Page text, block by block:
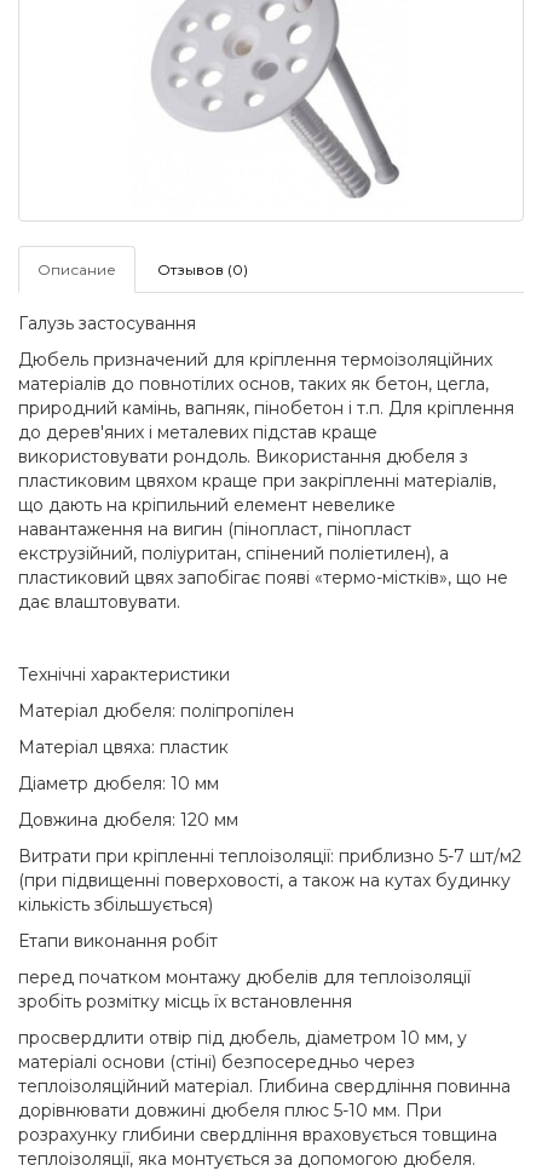
Описание Отзывов (0)
Галузь застосування
Дюбель призначений для кріплення термоізоляційних
матеріалів до повнотілих основ, таких як бетон, цегла,
природний камінь, вапняк, пінобетон і т.п. Для кріплення
до дерев'яних і металевих підстав краще
використовувати рондоль. Використання дюбеля з
пластиковим цвяхом краще при закріпленні матеріалів,
що дають на кріпильний елемент невелике
навантаження на вигин (пінопласт, пінопласт
екструзійний, поліуритан, спінений поліетилен), а
пластиковий цвях запобігає появі «термо-містків», що не
дає влаштовувати.
Технічні характеристики
Матеріал дюбеля: поліпропілен
Матеріал цвяха: пластик
Діаметр дюбеля: 10 мм
Довжина дюбеля: 120 мм
Витрати при кріпленні теплоізоляції: приблизно 5-7 шт/м2
(при підвищенні поверховості, а також на кутах будинку
кількість збільшується)
Етапи виконання робіт
перед початком монтажу дюбелів для теплоізоляції
зробіть розмітку місць їх встановлення
просвердлити отвір під дюбель, діаметром 10 мм, у
матеріалі основи (стіні) безпосередньо через
теплоізоляційний матеріал. Глибина свердління повинна
дорівнювати довжині дюбеля плюс 5-10 мм. При
розрахунку глибини свердління враховується товщина
теплоізоляції, яка монтується за допомогою дюбеля.